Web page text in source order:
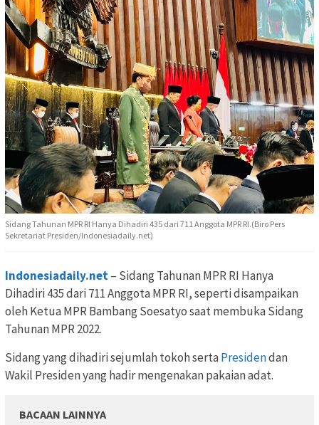
Sidang Tahunan MPR RI Hanya Dihadiri 435 dari 711 Anggota MPR RI.(Biro Pers
Sekretariat Presiden/Indonesiadaily.net)
Indonesiadaily.net– Sidang Tahunan MPR RI Hanya
Dihadiri 435 dari 711 Anggota MPR RI, seperti disampaikan
oleh Ketua MPR Bambang Soesatyo saat membuka Sidang
Tahunan MPR 2022.
Sidang yang dihadiri sejumlah tokoh sertaPresidendan
Wakil Presiden yang hadir mengenakan pakaian adat.
BACAAN LAINNYA